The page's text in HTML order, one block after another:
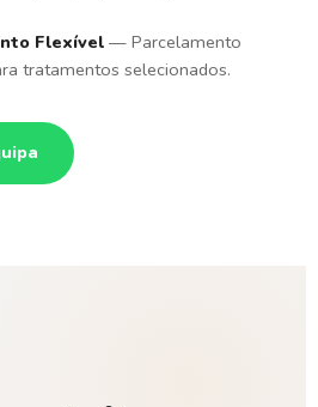
Flexível — Parcelamento
tratamentos selecionados.